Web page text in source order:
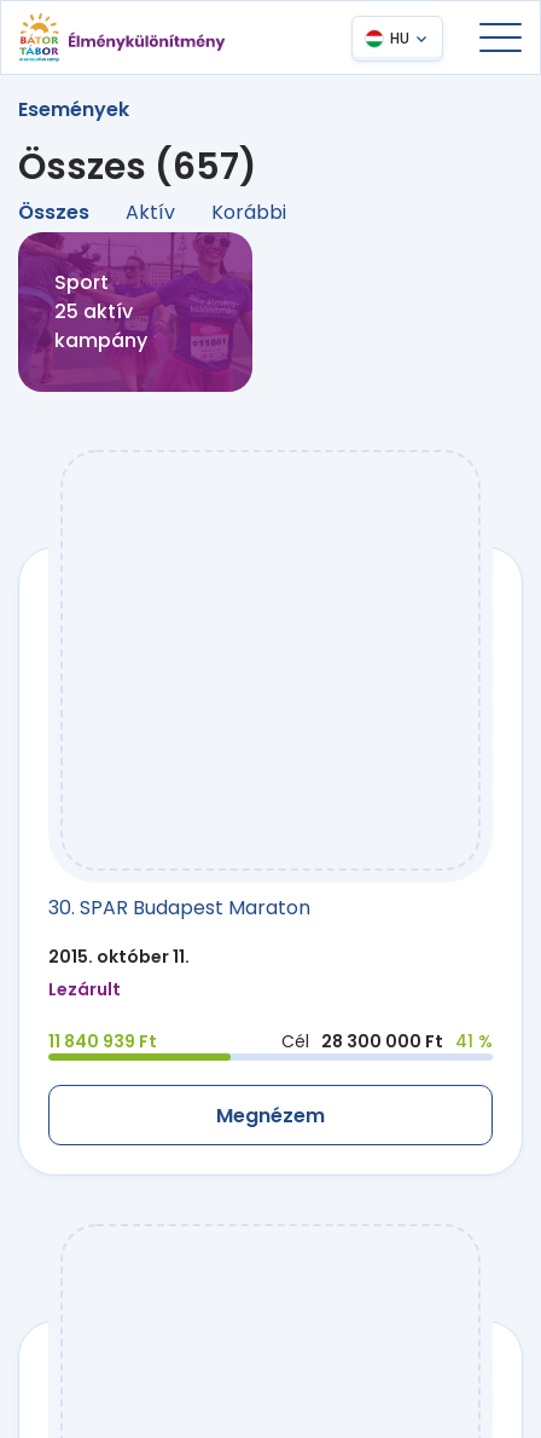
HU
Események
Összes (657)
Összes Aktív Korábbi
Sport
25 aktív
kampány
30. SPAR Budapest Maraton
2015. október 11.
Lezárult
11 840 939 Ft Cél 28 300 000 Ft 41 %
Megnézem